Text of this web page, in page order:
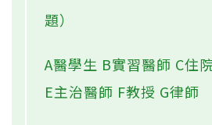
題）
A醫學生 B實習醫師 C住
E主治醫師 F教授 G律師